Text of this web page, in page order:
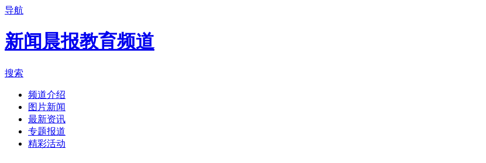
导航
新闻晨报教育频道
搜索
频道介绍
图片新闻
最新资讯
专题报道
精彩活动